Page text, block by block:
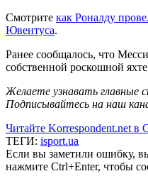
Смотрите как Роналду
Ювентуса.
Ранее сообщалось, что Месси
собственной роскошной
Желаете узнавать главные
Подписывайтесь на наш
Читайте Korrespondent.net в
ТЕГИ: isport.ua
Если вы заметили ошибку,
нажмите Ctrl+Enter, чтобы